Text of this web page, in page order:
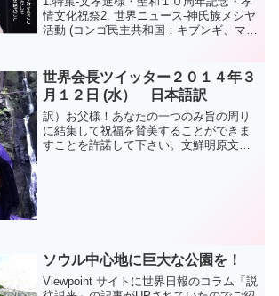
情文化祝祭2. 世界ニュース-神氏族メシヤ
活動 (コンゴ民主共和国：キブンギ、マヌ
祝福式/ 韓国：1地区、2018天...
世界会長ツイッター２０１４年３
月１２日 (水） 日本語訳
訳）お父様！あなたの一つのみ旨の周り
に結集して祝福を賛美することができま
すことを許諾して下さい。文鮮明原文）
ソウル中心地に巨大な公園を！
Viewpoint サイトに世界日報のコラム「説